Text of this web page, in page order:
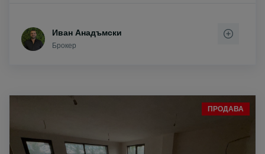
Иван Анадъмски
Брокер
ПРОДАВА